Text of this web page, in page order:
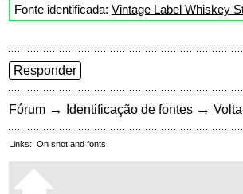
Fonte identificada: Vintage Label Whiskey
Responder
Fórum → Identificação de fontes →
Links: On snot and fonts